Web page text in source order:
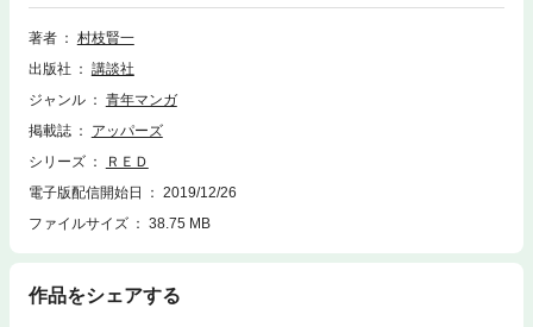
村枝賢一が骨太に描き出す、赤き血が滾る本格ウエスタン! 多種多様な人
間の思惑が絡み合う、第5巻!!
著者
村枝賢一
出版社
講談社
ジャンル
青年マンガ
掲載誌
アッパーズ
シリーズ
ＲＥＤ
電子版配信開始日
2019/12/26
ファイルサイズ
38.75 MB
作品をシェアする